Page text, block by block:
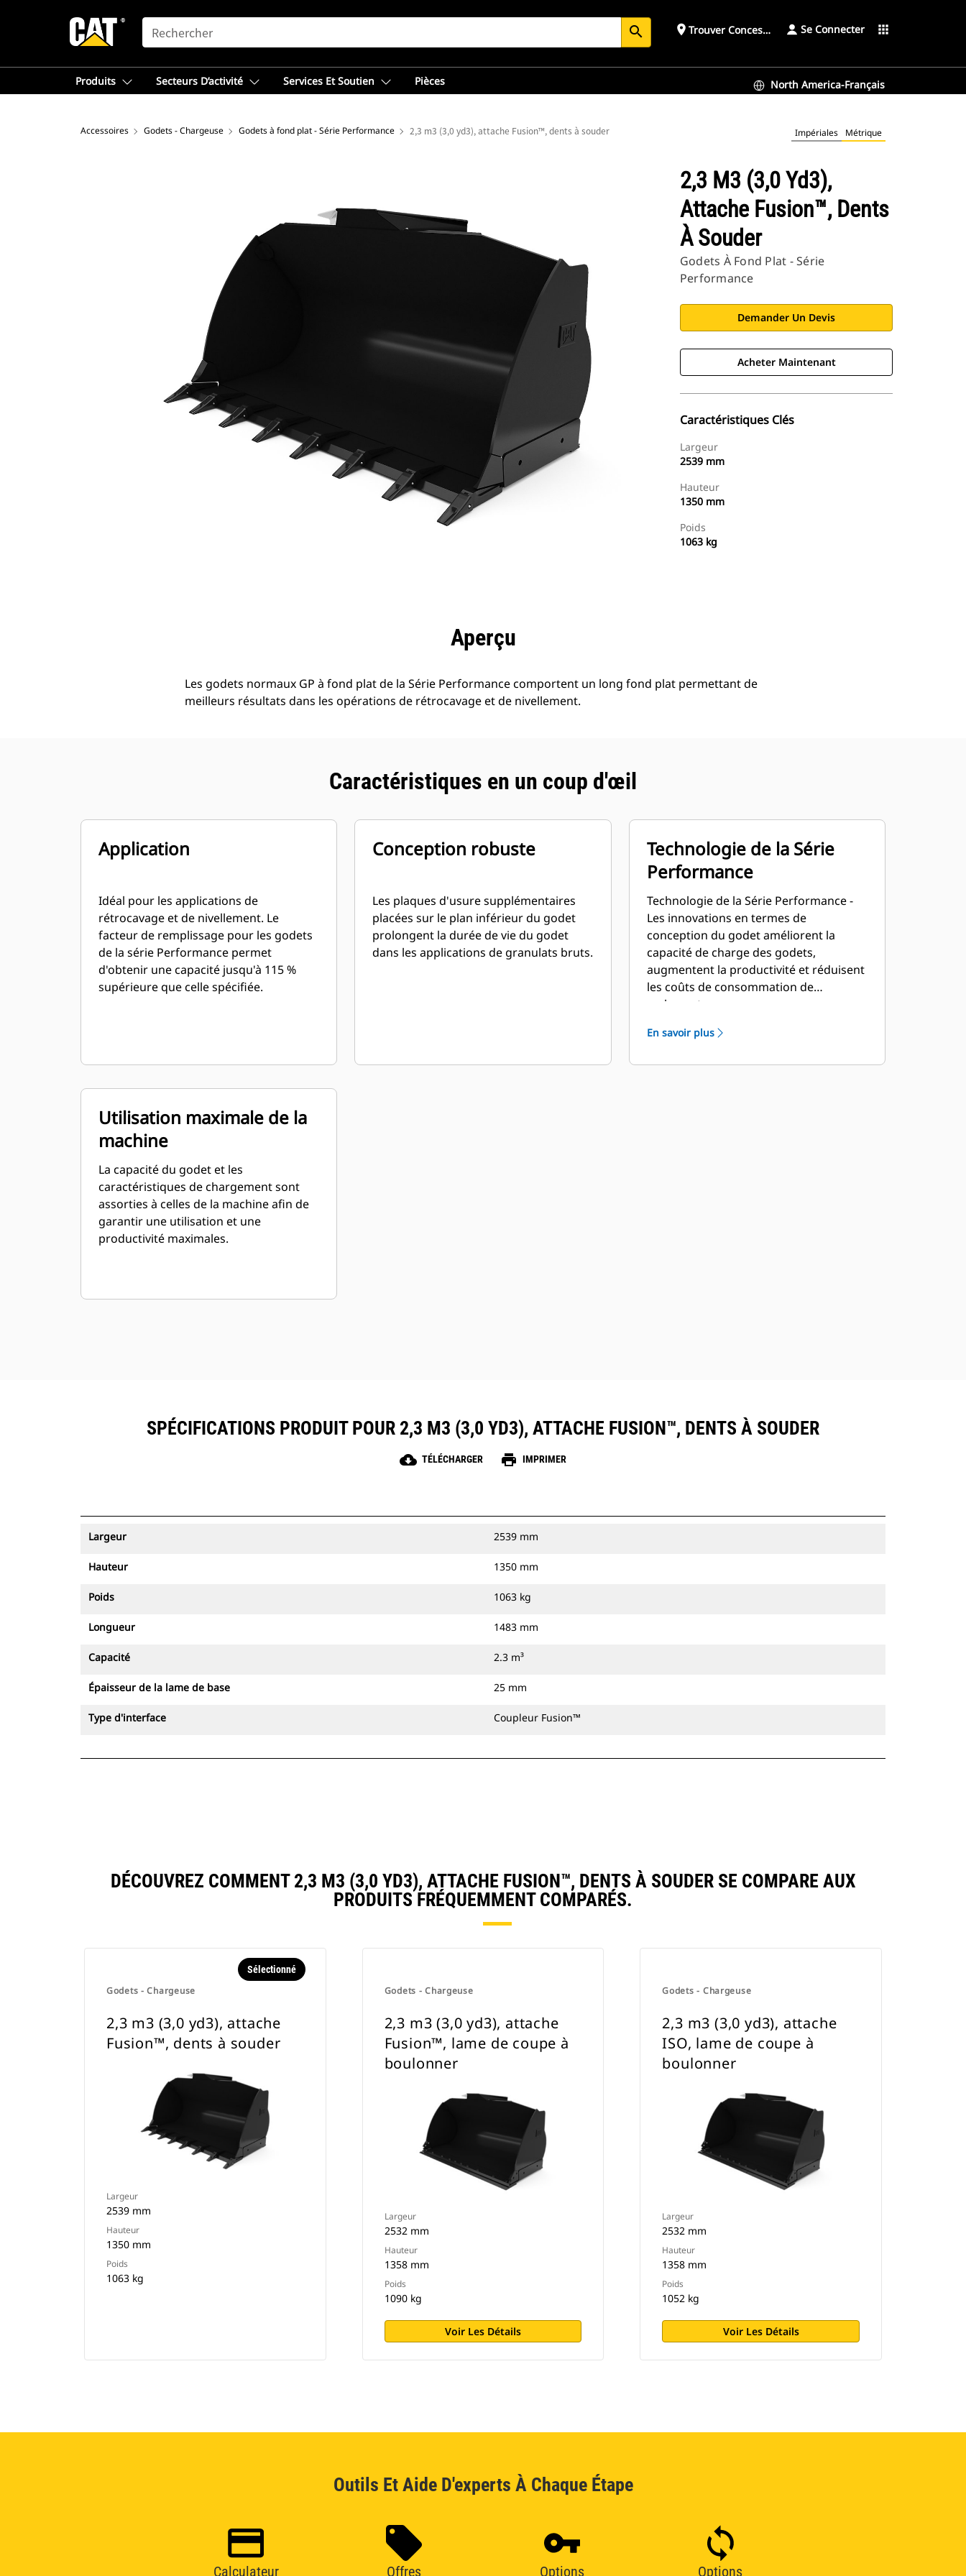
SEARCH search place Trouver ConcessionnaireSe Connecter apps
Produits Secteurs D’activité Services Et Soutien Pièces North America-Français
Accessoires Godets - Chargeuse Godets à fond plat - Série Performance 2,3 m3 (3,0 yd3), attache Fusion™, dents à souder Impériales Métrique
2,3 M3 (3,0 Yd3),
Attache Fusion™, Dents
À Souder
Godets À Fond Plat - Série
Performance
Demander Un Devis
Acheter Maintenant
Caractéristiques Clés
Largeur
2539 mm
Hauteur
1350 mm
Poids
1063 kg
Aperçu
Les godets normaux GP à fond plat de la Série Performance comportent un long fond plat permettant de
meilleurs résultats dans les opérations de rétrocavage et de nivellement.
Caractéristiques en un coup d'œil
Application
Idéal pour les applications de
rétrocavage et de nivellement. Le
facteur de remplissage pour les godets
de la série Performance permet
d'obtenir une capacité jusqu'à 115 %
supérieure que celle spécifiée.
Conception robuste
Les plaques d'usure supplémentaires
placées sur le plan inférieur du godet
prolongent la durée de vie du godet
dans les applications de granulats bruts.
Technologie de la Série
Performance
Technologie de la Série Performance -
Les innovations en termes de
conception du godet améliorent la
capacité de charge des godets,
augmentent la productivité et réduisent
les coûts de consommation de
carburant.
En savoir plus
Utilisation maximale de la
machine
La capacité du godet et les
caractéristiques de chargement sont
assorties à celles de la machine afin de
garantir une utilisation et une
productivité maximales.
SPÉCIFICATIONS PRODUIT POUR 2,3 M3 (3,0 YD3), ATTACHE FUSION™, DENTS À SOUDER
cloud_download TÉLÉCHARGER print IMPRIMER
Largeur 2539 mm
Hauteur 1350 mm
Poids 1063 kg
Longueur 1483 mm
Capacité 2.3 m³
Épaisseur de la lame de base 25 mm
Type d'interface Coupleur Fusion™
DÉCOUVREZ COMMENT 2,3 M3 (3,0 YD3), ATTACHE FUSION™, DENTS À SOUDER SE COMPARE AUX
PRODUITS FRÉQUEMMENT COMPARÉS.
Godets - Chargeuse
Sélectionné
2,3 m3 (3,0 yd3), attache
Fusion™, dents à souder
Largeur
2539 mm
Hauteur
1350 mm
Poids
1063 kg
Godets - Chargeuse
2,3 m3 (3,0 yd3), attache
Fusion™, lame de coupe à
boulonner
Largeur
2532 mm
Hauteur
1358 mm
Poids
1090 kg
Voir Les Détails
Godets - Chargeuse
2,3 m3 (3,0 yd3), attache
ISO, lame de coupe à
boulonner
Largeur
2532 mm
Hauteur
1358 mm
Poids
1052 kg
Voir Les Détails
Outils Et Aide D'experts À Chaque Étape
Calculateur Offres Options Options